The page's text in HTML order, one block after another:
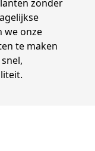
zonder
we onze
te maken